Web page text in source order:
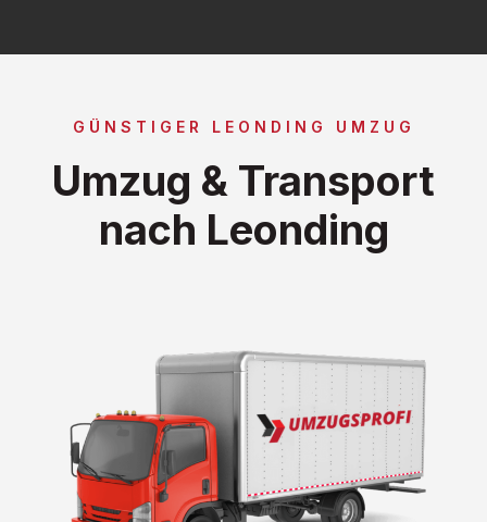
GÜNSTIGER LEONDING UMZUG
Umzug & Transport
nach Leonding